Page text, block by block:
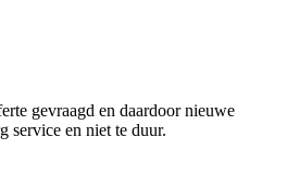
gevraagd en daardoor nieuwe
service en niet te duur.